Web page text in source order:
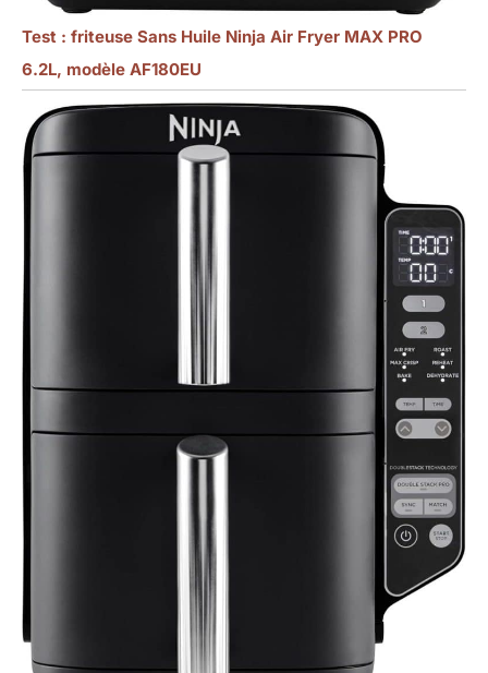
Test : friteuse Sans Huile Ninja Air Fryer MAX PRO
6.2L, modèle AF180EU